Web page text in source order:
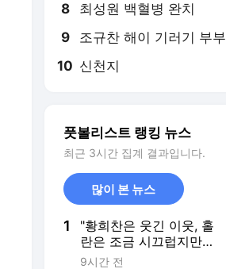
8 최성원 백혈병 완치
9 조규찬 해이 기러기 부부
10 신천지
풋볼리스트 랭킹 뉴스
최근 3시간 집계 결과입니다.
많이 본 뉴스
1
"황희찬은 웃긴 이웃, 홀
란은 조금 시끄럽지만
좋은 동료" 맨시티 누네
9시간 전